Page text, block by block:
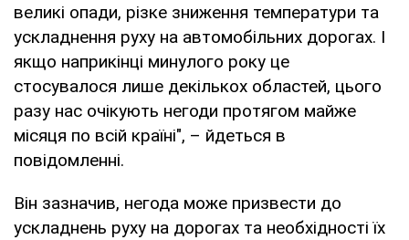
великі опади, різке зниження температури та
ускладнення руху на автомобільних дорогах. І
якщо наприкінці минулого року це
стосувалося лише декількох областей, цього
разу нас очікують негоди протягом майже
місяця по всій країні", – йдеться в
повідомленні.
Він зазначив, негода може призвести до
ускладнень руху на дорогах та необхідності їх